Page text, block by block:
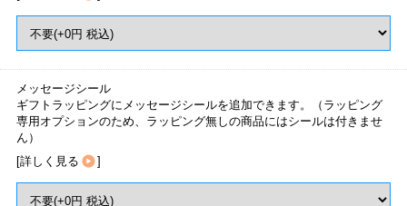
メッセージシール
ギフトラッピングにメッセージシールを追加できます。（ラッピング
専用オプションのため、ラッピング無しの商品にはシールは付きませ
ん）
[詳しく見る ]